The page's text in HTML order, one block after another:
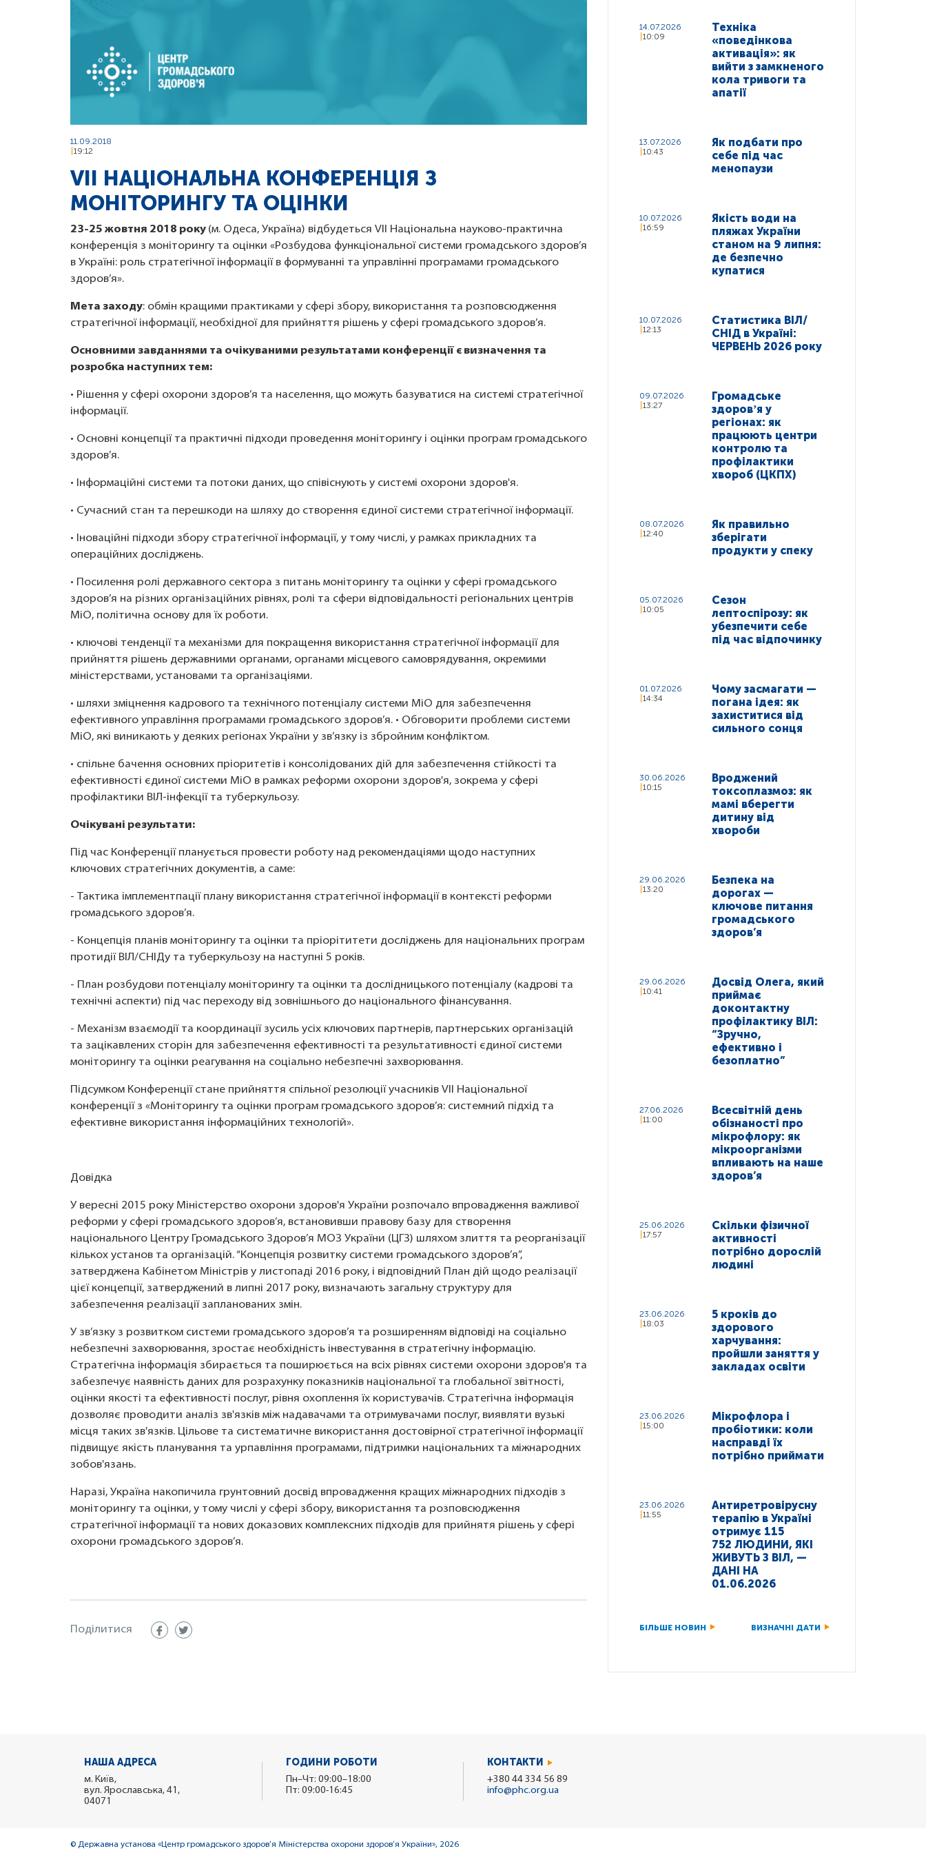
11.09.2018
19:12
VII НАЦІОНАЛЬНА КОНФЕРЕНЦІЯ З
МОНІТОРИНГУ ТА ОЦІНКИ
23-25 жовтня 2018 року (м. Одеса, Україна) відбудеться VII Національна науково-практична
конференція з моніторингу та оцінки «Розбудова функціональної системи громадського здоров’я
в Україні: роль стратегічної інформації в формуванні та управлінні програмами громадського
здоров’я».
Мета заходу: обмін кращими практиками у сфері збору, використання та розповсюдження
стратегічної інформації, необхідної для прийняття рішень у сфері громадського здоров’я.
Основними завданнями та очікуваними результатами конференції є визначення та
розробка наступних тем:
• Рішення у сфері охорони здоров’я та населення, що можуть базуватися на системі стратегічної
інформації.
• Основні концепції та практичні підходи проведення моніторингу і оцінки програм громадського
здоров’я.
• Інформаційні системи та потоки даних, що співіснують у системі охорони здоров'я.
• Сучасний стан та перешкоди на шляху до створення єдиної системи стратегічної інформації.
• Іноваційні підходи збору стратегічної інформації, у тому числі, у рамках прикладних та
операційних досліджень.
• Посилення ролі державного сектора з питань моніторингу та оцінки у сфері громадського
здоров’я на різних організаційних рівнях, ролі та сфери відповідальності регіональних центрів
МіО, політична основу для їх роботи.
• ключові тенденції та механізми для покращення використання стратегічної інформації для
прийняття рішень державними органами, органами місцевого самоврядування, окремими
міністерствами, установами та організаціями.
• шляхи зміцнення кадрового та технічного потенціалу системи МіО для забезпечення
ефективного управління програмами громадського здоров’я. • Обговорити проблеми системи
МіО, які виникають у деяких регіонах України у зв’язку із збройним конфліктом.
• спільне бачення основних пріоритетів і консолідованих дій для забезпечення стійкості та
ефективності єдиної системи МіО в рамках реформи охорони здоров'я, зокрема у сфері
профілактики ВІЛ-інфекції та туберкульозу.
Очікувані результати:
Під час Конференції планується провести роботу над рекомендаціями щодо наступних
ключових стратегічних документів, а саме:
- Тактика імплементпації плану використання стратегічної інформації в контексті реформи
громадського здоров’я.
- Концепція планів моніторингу та оцінки та пріорітитети досліджень для національних програм
протидії ВІЛ/СНІДу та туберкульозу на наступні 5 років.
- План розбудови потенціалу моніторингу та оцінки та дослідницького потенціалу (кадрові та
технічні аспекти) під час переходу від зовнішнього до національного фінансування.
- Механізм взаємодії та координації зусиль усіх ключових партнерів, партнерських організацій
та зацікавлених сторін для забезпечення ефективності та результативності єдиної системи
моніторингу та оцінки реагування на соціально небезпечні захворювання.
Підсумком Конференції стане прийняття спільної резолюції учасників VII Національної
конференції з «Моніторингу та оцінки програм громадського здоров’я: системний підхід та
ефективне використання інформаційних технологій».
Довідка
У вересні 2015 року Міністерство охорони здоров'я України розпочало впровадження важливої
реформи у сфері громадського здоров’я, встановивши правову базу для створення
національного Центру Громадського Здоров’я МОЗ України (ЦГЗ) шляхом злиття та реорганізації
кількох установ та організацій. “Концепція розвитку системи громадського здоров’я”,
затверджена Кабінетом Міністрів у листопаді 2016 року, і відповідний План дій щодо реалізації
цієї концепції, затверджений в липні 2017 року, визначають загальну структуру для
забезпечення реалізації запланованих змін.
У зв’язку з розвитком системи громадського здоров’я та розширенням відповіді на соціально
небезпечні захворювання, зростає необхідність інвестування в стратегічну інформацію.
Стратегічна інформація збирається та поширюється на всіх рівнях системи охорони здоров'я та
забезпечує наявність даних для розрахунку показників національної та глобальної звітності,
оцінки якості та ефективності послуг, рівня охоплення їх користувачів. Стратегічна інформація
дозволяє проводити аналіз зв'язків між надавачами та отримувачами послуг, виявляти вузькі
місця таких зв'язків. Цільове та систематичне використання достовірної стратегічної інформації
підвищує якість планування та урпавління програмами, підтримки національних та міжнародних
зобов'язань.
Наразі, Україна накопичила грунтовний досвід впровадження кращих міжнародних підходів з
моніторингу та оцінки, у тому числі у сфері збору, використання та розповсюдження
стратегічної інформації та нових доказових комплексних підходів для прийнятя рішень у сфері
охорони громадського здоров’я.
Поділитися
14.07.2026
10:09
Техніка
«поведінкова
активація»: як
вийти з замкненого
кола тривоги та
апатії
13.07.2026
10:43
Як подбати про
себе під час
менопаузи
10.07.2026
16:59
Якість води на
пляжах України
станом на 9 липня:
де безпечно
купатися
10.07.2026
12:13
Статистика ВІЛ/
СНІД в Україні:
ЧЕРВЕНЬ 2026 року
09.07.2026
13:27
Громадське
здоровʼя у
регіонах: як
працюють центри
контролю та
профілактики
хвороб (ЦКПХ)
08.07.2026
12:40
Як правильно
зберігати
продукти у спеку
05.07.2026
10:05
Сезон
лептоспірозу: як
убезпечити себе
під час відпочинку
01.07.2026
14:34
Чому засмагати —
погана ідея: як
захиститися від
сильного сонця
30.06.2026
10:15
Вроджений
токсоплазмоз: як
мамі вберегти
дитину від
хвороби
29.06.2026
13:20
Безпека на
дорогах —
ключове питання
громадського
здоров’я
29.06.2026
10:41
Досвід Олега, який
приймає
доконтактну
профілактику ВІЛ:
“Зручно,
ефективно і
безоплатно”
27.06.2026
11:00
Всесвітній день
обізнаності про
мікрофлору: як
мікроорганізми
впливають на наше
здоров’я
25.06.2026
17:57
Скільки фізичної
активності
потрібно дорослій
людині
23.06.2026
18:03
5 кроків до
здорового
харчування:
пройшли заняття у
закладах освіти
23.06.2026
15:00
Мікрофлора і
пробіотики: коли
насправді їх
потрібно приймати
23.06.2026
11:55
Антиретровірусну
терапію в Україні
отримує 115
752 ЛЮДИНИ, ЯКІ
ЖИВУТЬ З ВІЛ, —
ДАНІ НА
01.06.2026
БІЛЬШЕ НОВИН ВИЗНАЧНІ ДАТИ
НАША АДРЕСА
м. Київ,
вул. Ярославська, 41,
04071
ГОДИНИ РОБОТИ
Пн–Чт: 09:00–18:00
Пт: 09:00-16:45
КОНТАКТИ
+380 44 334 56 89
info@phc.org.ua
© Державна установа «Центр громадського здоров’я Міністерства охорони здоров’я України», 2026